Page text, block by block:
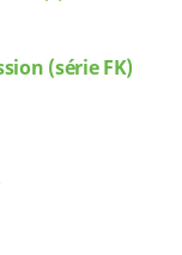
(série FK)